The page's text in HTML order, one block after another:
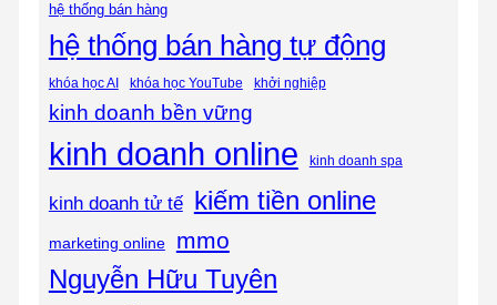
hệ thống bán hàng
hệ thống bán hàng tự động
khóa học AI khóa học YouTube khởi nghiệp
kinh doanh bền vững
kinh doanh online kinh doanh spa
kinh doanh tử tế kiếm tiền online
marketing online mmo
Nguyễn Hữu Tuyên